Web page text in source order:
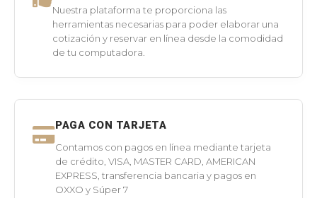
Nuestra plataforma te proporciona las
herramientas necesarias para poder elaborar una
cotización y reservar en línea desde la comodidad
de tu computadora.
PAGA CON TARJETA
Contamos con pagos en línea mediante tarjeta
de crédito, VISA, MASTER CARD, AMERICAN
EXPRESS, transferencia bancaria y pagos en
OXXO y Súper 7